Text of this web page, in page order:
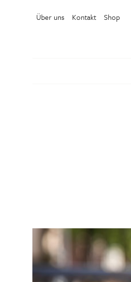
Über uns Kontakt Shop